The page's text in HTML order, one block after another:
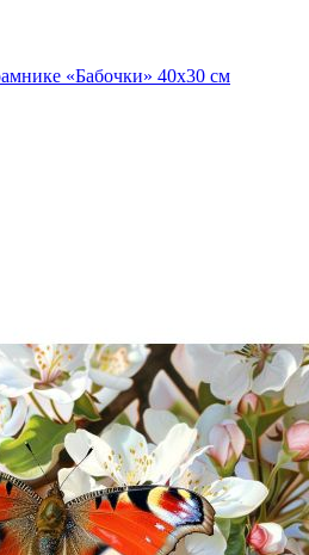
«Бабочки» 40x30 см